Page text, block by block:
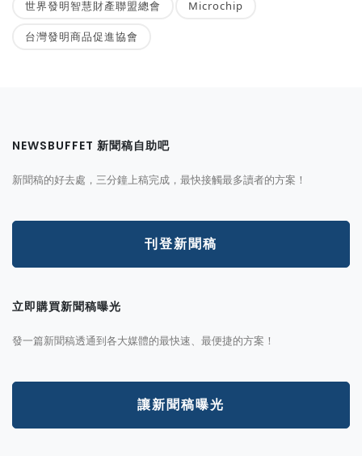
世界發明智慧財產聯盟總會 Microchip
台灣發明商品促進協會
NEWSBUFFET 新聞稿自助吧
新聞稿的好去處，三分鐘上稿完成，最快接觸最多讀者的方案！
刊登新聞稿
立即購買新聞稿曝光
發一篇新聞稿透通到各大媒體的最快速、最便捷的方案！
讓新聞稿曝光